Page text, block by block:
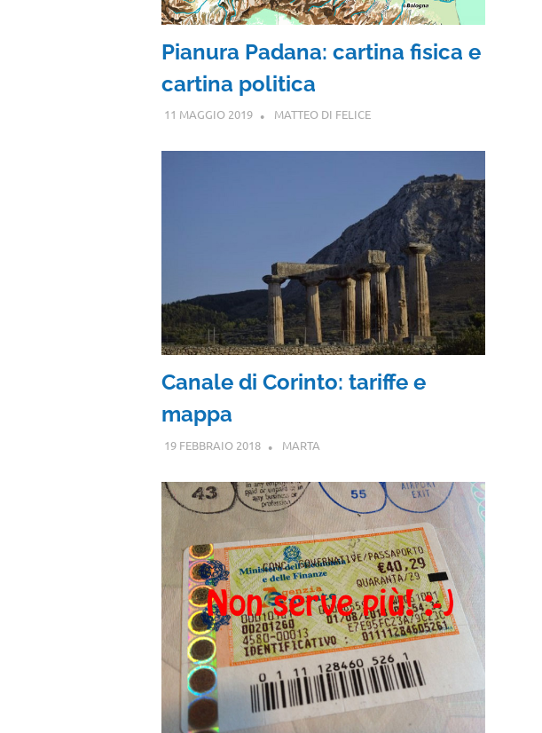
Pianura Padana: cartina fisica e
cartina politica
11 MAGGIO 2019 MATTEO DI FELICE
Canale di Corinto: tariffe e
mappa
19 FEBBRAIO 2018 MARTA